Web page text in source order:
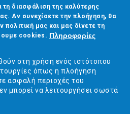
διασφάλιση της καλύτερης
Αν συνεχίσετε την πλοήγηση, θα
πολιτική μας και μας δίνετε τη
cookies. Πληροφορίες
στη χρήση ενός ιστότοπου
όπως η πλοήγηση
ασφαλή περιοχές του
μπορεί να λειτουργήσει σωστά